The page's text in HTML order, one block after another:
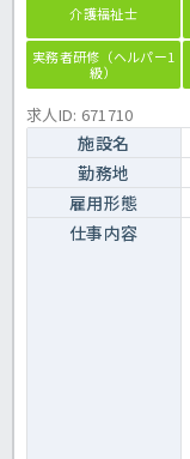
介護福祉士
実務者研修（ヘルパー1
級）
求人ID: 671710
施設名
勤務地
雇用形態
仕事内容